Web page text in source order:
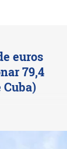
euros
79,4